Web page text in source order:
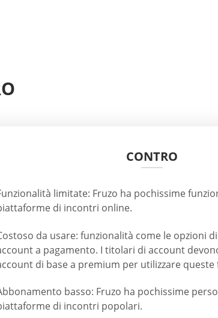
CONTRO
limitate: Fruzo ha pochissime
di incontri online.
da usare: funzionalità come le opzioni
a pagamento. I titolari di account
di base a premium per utilizzare queste
basso: Fruzo ha pochissime
di incontri popolari.